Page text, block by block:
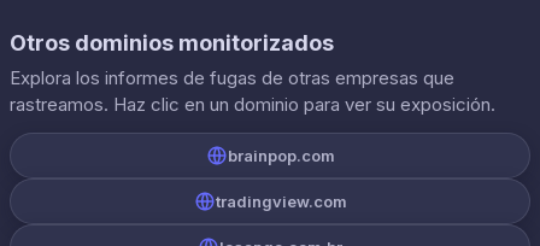
Otros dominios monitorizados
Explora los informes de fugas de otras empresas que
rastreamos. Haz clic en un dominio para ver su exposición.
brainpop.com
tradingview.com